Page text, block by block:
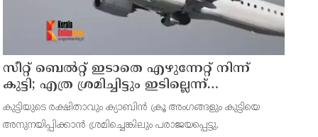
സീറ്റ് ബെല്‍റ്റ് ഇടാതെ എഴുന്നേറ്റ് നിന്ന്
കുട്ടി; എത്ര ശ്രമിച്ചിട്ടും ഇടില്ലെന്ന്
വാശിപിടിച്ചതോടെ വിമാനം റദ്ദാക്കി
കുട്ടിയുടെ രക്ഷിതാവും ക്യാബിന്‍ ക്രൂ അംഗങ്ങളും കുട്ടിയെ
അനുനയിപ്പിക്കാന്‍ ശ്രമിച്ചെങ്കിലും പരാജയപ്പെട്ടു.